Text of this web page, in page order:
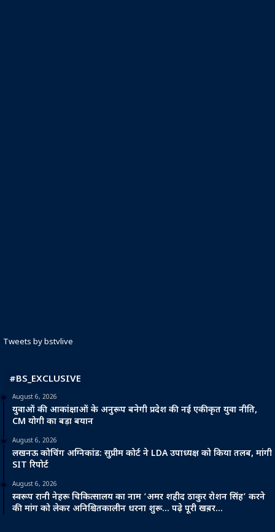
Tweets by bstvlive
#BS_EXCLUSIVE
August 6, 2026
युवाओं की आकांक्षाओं के अनुरूप बनेगी प्रदेश की नई एकीकृत युवा नीति,
CM योगी का बड़ा बयान
August 6, 2026
लखनऊ कोचिंग अग्निकांड: सुप्रीम कोर्ट ने LDA उपाध्यक्ष को किया तलब, मांगी
SIT रिपोर्ट
August 6, 2026
स्वरूप रानी नेहरू चिकित्सालय का नाम ‘अमर शहीद ठाकुर रोशन सिंह’ करने
की मांग को लेकर अनिश्चितकालीन धरना शुरू… पढ़े पूरी खब़र…